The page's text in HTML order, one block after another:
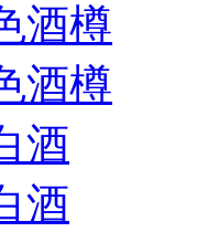
酒樽
酒樽
酒
酒